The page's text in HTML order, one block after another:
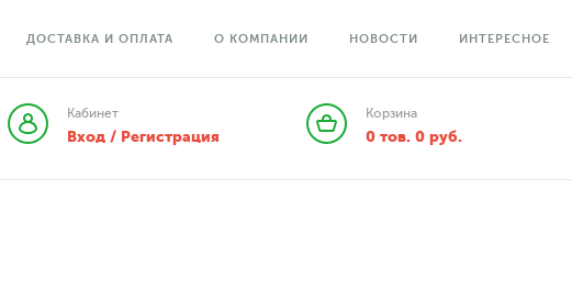
ДОСТАВКА И ОПЛАТА О КОМПАНИИ НОВОСТИ ИНТЕРЕСНОЕ
Кабинет
Вход / Регистрация
Корзина
0 тов. 0руб.